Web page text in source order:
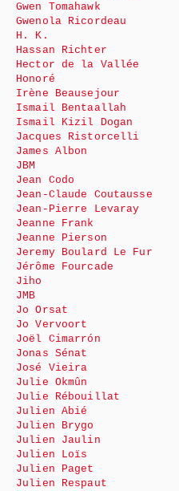
Gwen Tomahawk
Gwenola Ricordeau
H. K.
Hassan Richter
Hector de la Vallée
Honoré
Irène Beausejour
Ismail Bentaallah
Ismail Kizil Dogan
Jacques Ristorcelli
James Albon
JBM
Jean Codo
Jean-Claude Coutausse
Jean-Pierre Levaray
Jeanne Frank
Jeanne Pierson
Jeremy Boulard Le Fur
Jérôme Fourcade
Jiho
JMB
Jo Orsat
Jo Vervoort
Joël Cimarrón
Jonas Sénat
José Vieira
Julie Okmûn
Julie Rébouillat
Julien Abié
Julien Brygo
Julien Jaulin
Julien Loïs
Julien Paget
Julien Respaut